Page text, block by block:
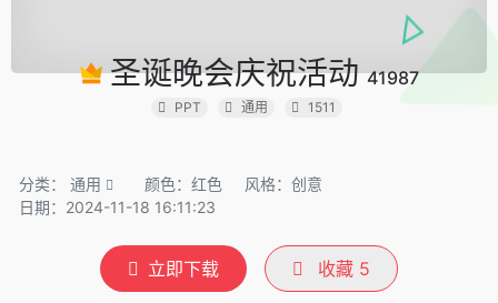
圣诞晚会庆祝活动41987
PPT 通用 1511
分类： 通用 颜色：红色
风格：创意
日期：2024-11-18 16:11:23
立即下载 收藏 5